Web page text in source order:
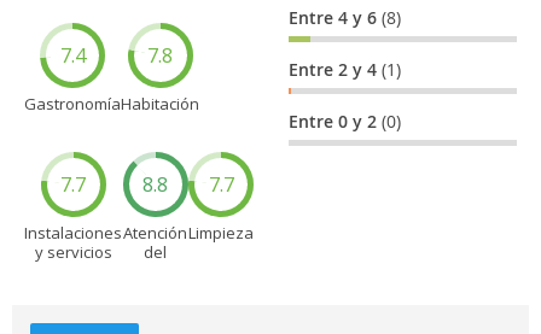
7.4
Gastronomía
7.8
Habitación
7.7
Instalaciones
y servicios
8.8
Atención
del
7.7
Limpieza
Entre 4 y 6(8)
Entre 2 y 4(1)
Entre 0 y 2(0)